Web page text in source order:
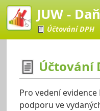
JUW -
Účtování DPH
evidence
Účtování
Pro vedení
podporu ve